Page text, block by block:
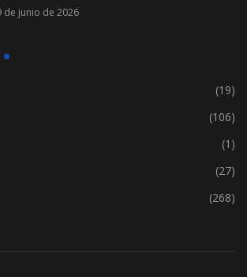
de junio de 2026
(19)
(106)
(1)
(27)
(268)